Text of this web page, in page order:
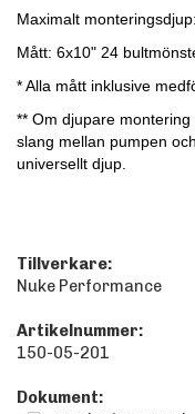
Maximalt
Mått: 6x10" 24
* Alla mått inklusive
** Om djupare
slang mellan pumpen
universellt djup.
Tillverkare:
Nuke Performance
Artikelnummer:
150-05-201
Dokument: